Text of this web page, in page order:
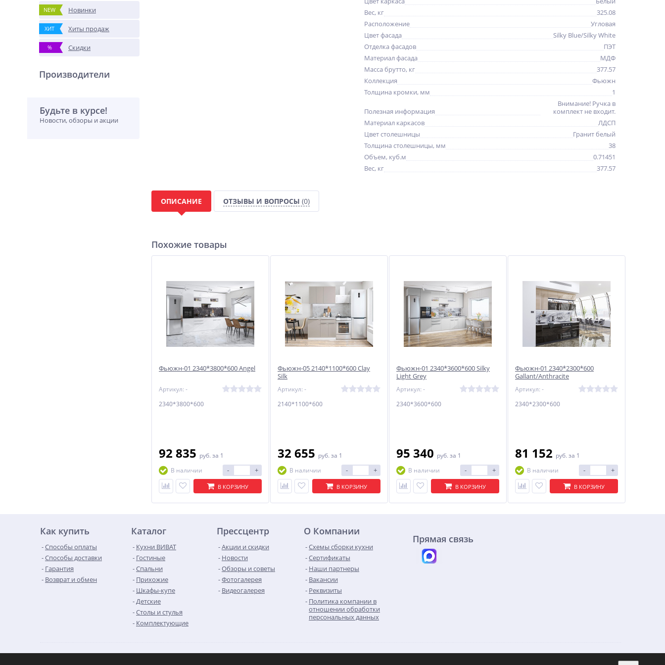
NEW Новинки
ХИТ Хиты продаж
% Скидки
Производители
Будьте в курсе!
Новости, обзоры и акции
Вес, кг
325.08
Расположение
Угловая
Цвет фасада
Silky Blue/Silky White
Отделка фасадов
ПЭТ
Материал фасада
МДФ
Масса брутто, кг
377.57
Коллекция
Фьюжн
Толщина кромки, мм
1
Полезная информация
Внимание! Ручка в
комплект не входит.
Материал каркасов
ЛДСП
Цвет столешницы
Гранит белый
Толщина столешницы, мм
38
Объем, куб.м
0.71451
Вес, кг
377.57
ОПИСАНИЕ ОТЗЫВЫ И ВОПРОСЫ (0)
Похожие товары
Фьюжн-01 2340*3800*600 Angel
Артикул: -
2340*3800*600
92 835 руб. за 1
В наличии
- +
В КОРЗИНУ
Фьюжн-05 2140*1100*600 Clay
Silk
Артикул: -
2140*1100*600
32 655 руб. за 1
В наличии
- +
В КОРЗИНУ
Фьюжн-01 2340*3600*600 Silky
Light Grey
Артикул: -
2340*3600*600
95 340 руб. за 1
В наличии
- +
В КОРЗИНУ
Фьюжн-01 2340*2300*600
Gallant/Anthracite
Артикул: -
2340*2300*600
81 152 руб. за 1
В наличии
- +
В КОРЗИНУ
Как купить
Способы оплаты
Способы доставки
Гарантия
Возврат и обмен
Каталог
Кухни ВИВАТ
Гостиные
Спальни
Прихожие
Шкафы-купе
Детские
Столы и стулья
Комплектующие
Прессцентр
Акции и скидки
Новости
Обзоры и советы
Фотогалерея
Видеогалерея
О Компании
Схемы сборки кухни
Сертификаты
Наши партнеры
Вакансии
Реквизиты
Политика компании в
отношении обработки
персональных данных
Прямая связь